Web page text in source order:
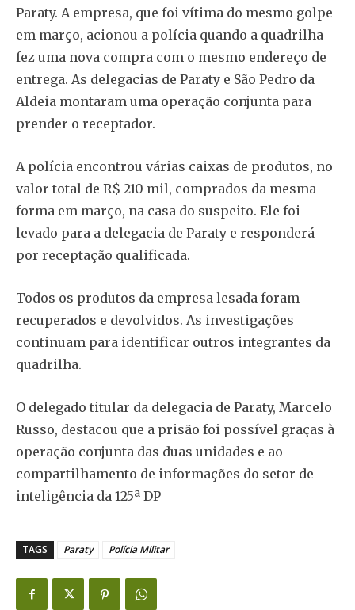
Paraty. A empresa, que foi vítima do mesmo golpe
em março, acionou a polícia quando a quadrilha
fez uma nova compra com o mesmo endereço de
entrega. As delegacias de Paraty e São Pedro da
Aldeia montaram uma operação conjunta para
prender o receptador.
A polícia encontrou várias caixas de produtos, no
valor total de R$ 210 mil, comprados da mesma
forma em março, na casa do suspeito. Ele foi
levado para a delegacia de Paraty e responderá
por receptação qualificada.
Todos os produtos da empresa lesada foram
recuperados e devolvidos. As investigações
continuam para identificar outros integrantes da
quadrilha.
O delegado titular da delegacia de Paraty, Marcelo
Russo, destacou que a prisão foi possível graças à
operação conjunta das duas unidades e ao
compartilhamento de informações do setor de
inteligência da 125ª DP
TAGS Paraty Polícia Militar